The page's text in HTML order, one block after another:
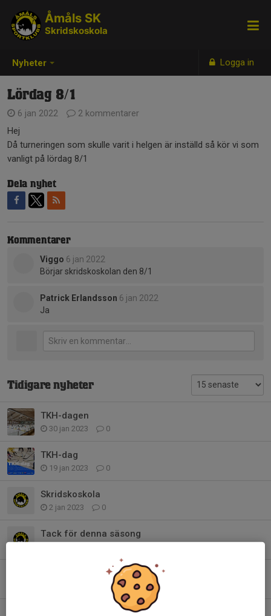
Nyheter Logga in
Åmåls SK
Skridskoskola
Lördag 8/1
6 jan 2022
2 kommentarer
Hej
Då turneringen som skulle varit i helgen är inställd så kör vi som
vanligt på lördag 8/1
Dela nyhet
Kommentarer
Viggo 6 jan 2022
Börjar skridskoskolan den 8/1
Patrick Erlandsson 6 jan 2022
Ja
Tidigare nyheter
TKH-dagen
30 jan 2023 0
TKH-dag
19 jan 2023 0
Skridskoskola
2 jan 2023 0
Tack för denna säsong
Skridskoskola 2/4
0